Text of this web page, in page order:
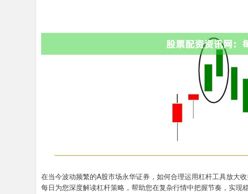
在当今波动频繁的A股市场永华证券，如何合理运用杠杆工具放大
每日为您深度解读杠杆策略，帮助您在复杂行情中把握节奏，实现稳